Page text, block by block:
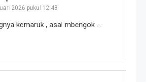
2026 pukul 12:48
kemaruk , asal mbengok ….